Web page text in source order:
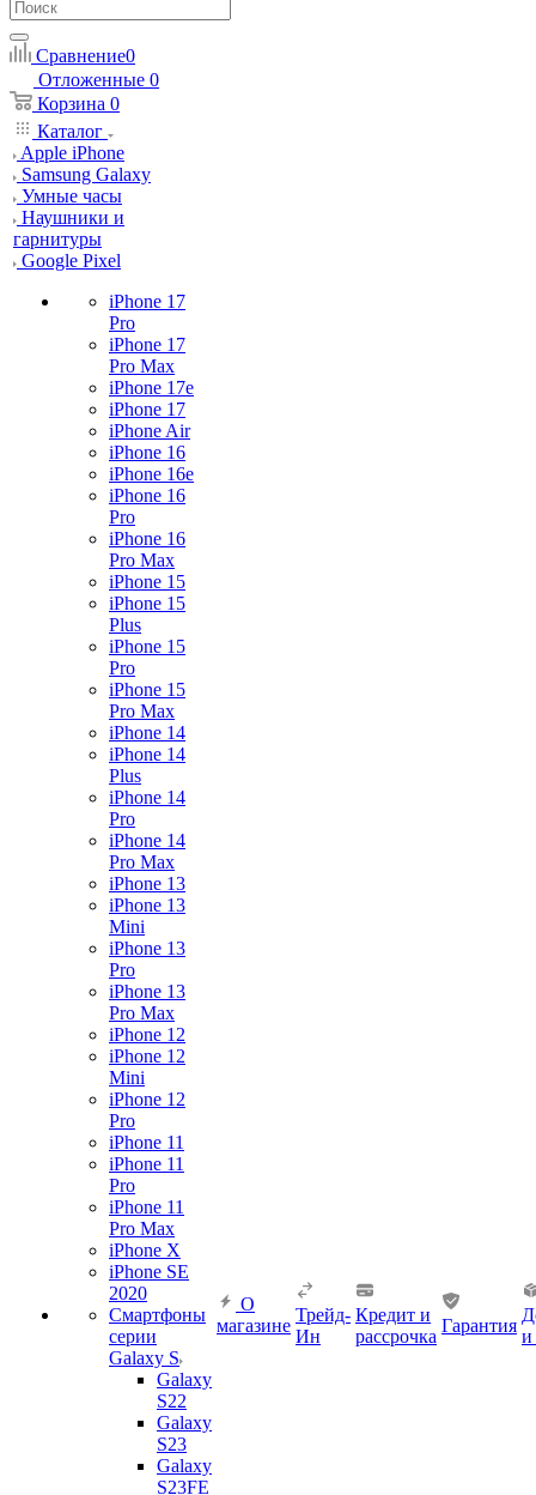
Сравнение0
Отложенные 0
Корзина 0
Каталог
Apple iPhone
Samsung Galaxy
Умные часы
Наушники и
гарнитуры
Google Pixel
iPhone 17
Pro
iPhone 17
Pro Max
iPhone 17e
iPhone 17
iPhone Air
iPhone 16
iPhone 16e
iPhone 16
Pro
iPhone 16
Pro Max
iPhone 15
iPhone 15
Plus
iPhone 15
Pro
iPhone 15
Pro Max
iPhone 14
iPhone 14
Plus
iPhone 14
Pro
iPhone 14
Pro Max
iPhone 13
iPhone 13
Mini
iPhone 13
Pro
iPhone 13
Pro Max
iPhone 12
iPhone 12
Mini
iPhone 12
Pro
iPhone 11
iPhone 11
Pro
iPhone 11
Pro Max
iPhone X
iPhone SE
2020
Смартфоны
серии
Galaxy S
Galaxy
S22
Galaxy
S23
Galaxy
S23FE
О
магазине
Трейд-
Ин
Кредит и
рассрочка
Гарантия
и